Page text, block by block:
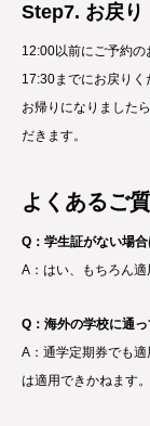
Step7. お戻り
12:00以前にご予約
17:30までにお戻りく
お帰りになりました
だきます。
よくあるご
Q：学生証がない場
A：はい、もちろん適
Q：海外の学校に通
A：通学定期券でも
は適用できかねます。